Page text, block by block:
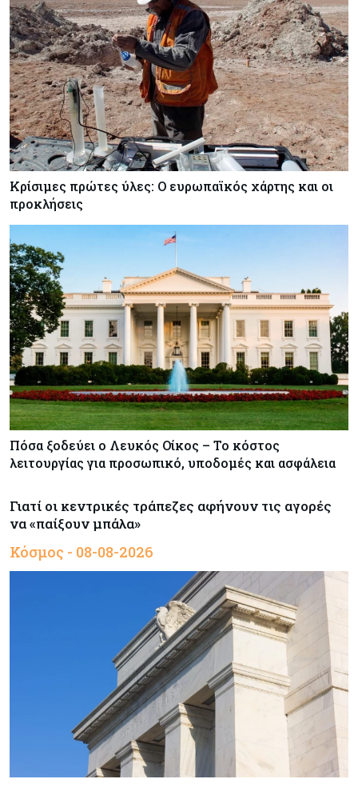
Κρίσιμες πρώτες ύλες: Ο ευρωπαϊκός χάρτης και οι
προκλήσεις
Πόσα ξοδεύει ο Λευκός Οίκος – Το κόστος
λειτουργίας για προσωπικό, υποδομές και ασφάλεια
Γιατί οι κεντρικές τράπεζες αφήνουν τις αγορές
να «παίξουν μπάλα»
Κόσμος - 08-08-2026